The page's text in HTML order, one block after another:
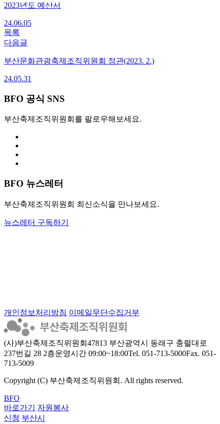
2023년도 예산서
24.06.05
목록
다음글
부산문화관광축제조직위원회 정관(2023. 2.)
24.05.31
BFO 공식 SNS
부산축제조직위원회를 팔로우해보세요.
BFO 뉴스레터
부산축제조직위원회 최신소식을 만나보세요.
뉴스레터 구독하기
개인정보처리방침 이메일무단수집거부
(사)부산축제조직위원회 47813 부산광역시 동래구 충렬대로
237번길 28 2층운영시간 09:00~18:00Tel. 051-713-5000Fax. 051-
713-5009
Copyright (C) 부산축제조직위원회. All rights reserved.
BFO
바로가기
자원봉사
신청 부산시